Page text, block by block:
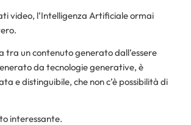
video, l’Intelligenza Artificiale ormai
tra un contenuto generato dall’essere
da tecnologie generative, è
e distinguibile, che non c’è possibilità di
interessante.